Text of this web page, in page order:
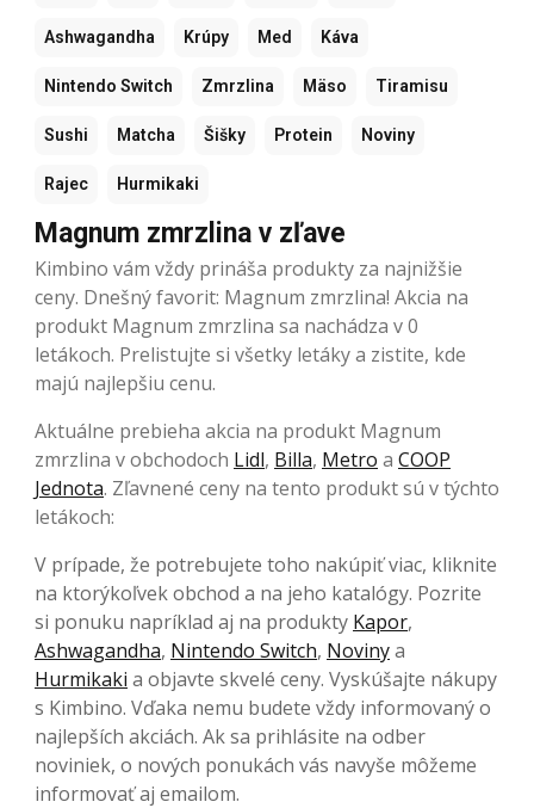
Ashwagandha Krúpy Med Káva
Nintendo Switch Zmrzlina Mäso Tiramisu
Sushi Matcha Šišky Protein Noviny
Rajec Hurmikaki
Magnum zmrzlina v zľave
Kimbino vám vždy prináša produkty za najnižšie
ceny. Dnešný favorit: Magnum zmrzlina! Akcia na
produkt Magnum zmrzlina sa nachádza v 0
letákoch. Prelistujte si všetky letáky a zistite, kde
majú najlepšiu cenu.
Aktuálne prebieha akcia na produkt Magnum
zmrzlina v obchodoch Lidl, Billa, Metro a COOP
Jednota. Zľavnené ceny na tento produkt sú v týchto
letákoch:
V prípade, že potrebujete toho nakúpiť viac, kliknite
na ktorýkoľvek obchod a na jeho katalógy. Pozrite
si ponuku napríklad aj na produkty Kapor,
Ashwagandha, Nintendo Switch, Novinya
Hurmikaki a objavte skvelé ceny. Vyskúšajte nákupy
s Kimbino. Vďaka nemu budete vždy informovaný o
najlepších akciách. Ak sa prihlásite na odber
noviniek, o nových ponukách vás navyše môžeme
informovať aj emailom.